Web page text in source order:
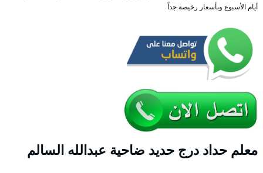
أيام الأسبوع وبأسعار رخيصة جداً
معلم حداد درج حديد ضاحية عبدالله السالم